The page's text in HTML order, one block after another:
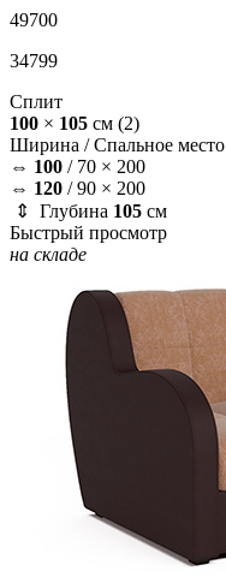
49700
34799
Сплит
100 × 105 см (2)
Ширина /Спальное место
⇔ 100 / 70 × 200
⇔ 120 /90 × 200
⇕ Глубина 105 см
Быстрый просмотр
на складе